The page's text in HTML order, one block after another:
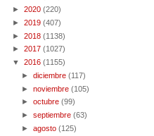
► 2020 (220)
► 2019 (407)
► 2018 (1138)
► 2017 (1027)
▼ 2016 (1155)
►diciembre (117)
►noviembre (105)
►octubre (99)
►septiembre (63)
►agosto (125)